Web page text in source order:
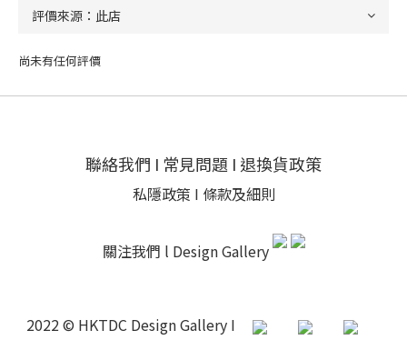
尚未有任何評價
聯絡我們 I 常見問題 I 退換貨政策
私隱政策 I 條款及細則
關注我們 l Design Gallery
2022 © HKTDC Design Gallery I